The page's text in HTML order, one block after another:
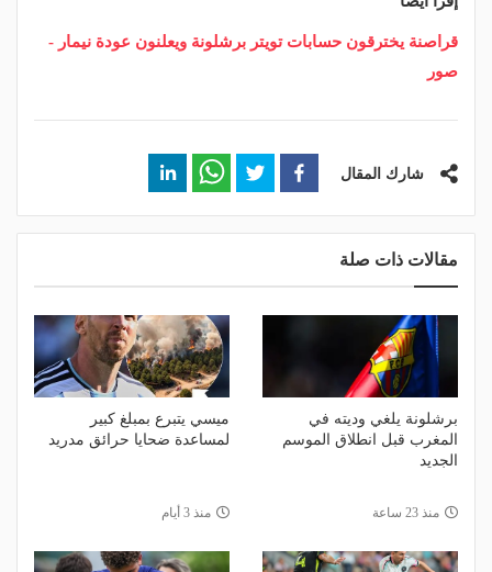
قراصنة يخترقون حسابات تويتر برشلونة ويعلنون عودة نيمار -
صور
شارك المقال
مقالات ذات صلة
برشلونة يلغي وديته في
المغرب قبل انطلاق الموسم
الجديد
منذ 23 ساعة
ميسي يتبرع بمبلغ كبير
لمساعدة ضحايا حرائق مدريد
منذ 3 أيام